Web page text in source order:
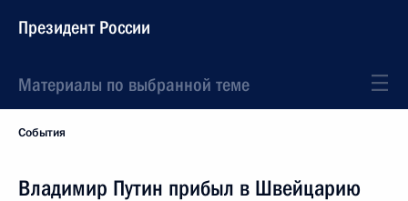
Президент России
Материалы по выбранной теме
События
Владимир Путин прибыл в Швейцарию